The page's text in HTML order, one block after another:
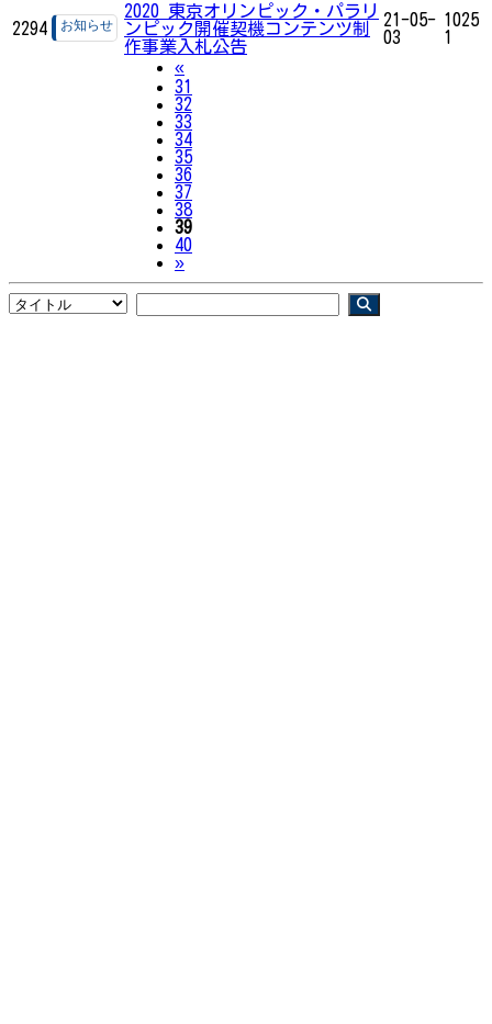
2294
2020 東京オリンピック・パラリ
ンピック開催契機コンテンツ制
作事業入札公告
21-05-
03
1025
1
«Previous
31
32
33
34
35
36
37
38
39
40
»Next